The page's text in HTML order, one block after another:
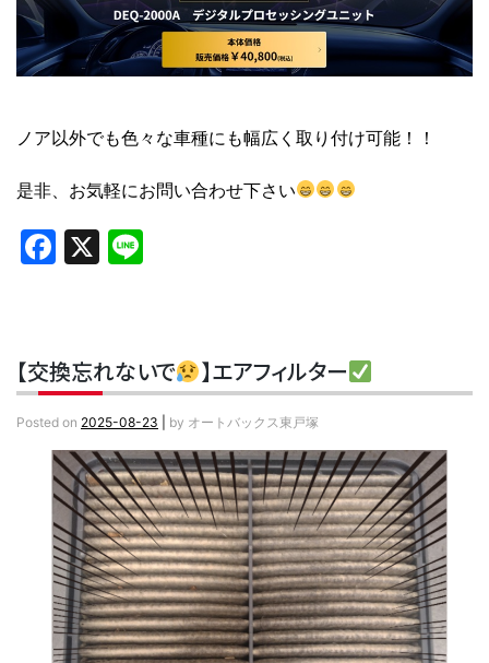
ノア以外でも色々な車種にも幅広く取り付け可能！！
是非、お気軽にお問い合わせ下さい
Facebook
X
【交換忘れないで 】エアフィルター
Posted on 2025-08-23 by オートバックス東戸塚